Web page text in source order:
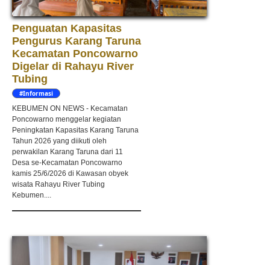
Penguatan Kapasitas
Pengurus Karang Taruna
Kecamatan Poncowarno
Digelar di Rahayu River
Tubing
#Informasi
KEBUMEN ON NEWS - Kecamatan
Poncowarno menggelar kegiatan
Peningkatan Kapasitas Karang Taruna
Tahun 2026 yang diikuti oleh
perwakilan Karang Taruna dari 11
Desa se-Kecamatan Poncowarno
kamis 25/6/2026 di Kawasan obyek
wisata Rahayu River Tubing
Kebumen....